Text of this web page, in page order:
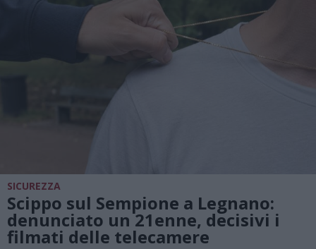
SICUREZZA
Scippo sul Sempione a Legnano:
denunciato un 21enne, decisivi i
filmati delle telecamere